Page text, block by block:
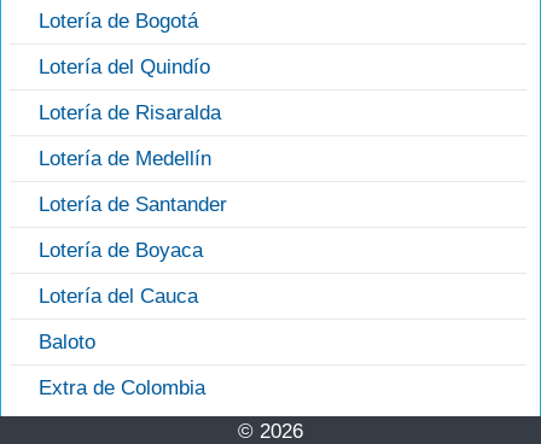
Lotería de Bogotá
Lotería del Quindío
Lotería de Risaralda
Lotería de Medellín
Lotería de Santander
Lotería de Boyaca
Lotería del Cauca
Baloto
Extra de Colombia
© 2026